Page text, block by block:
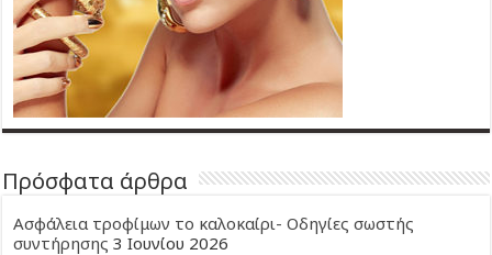
Πρόσφατα άρθρα
Ασφάλεια τροφίμων το καλοκαίρι- Οδηγίες σωστής
συντήρησης 3 Ιουνίου 2026